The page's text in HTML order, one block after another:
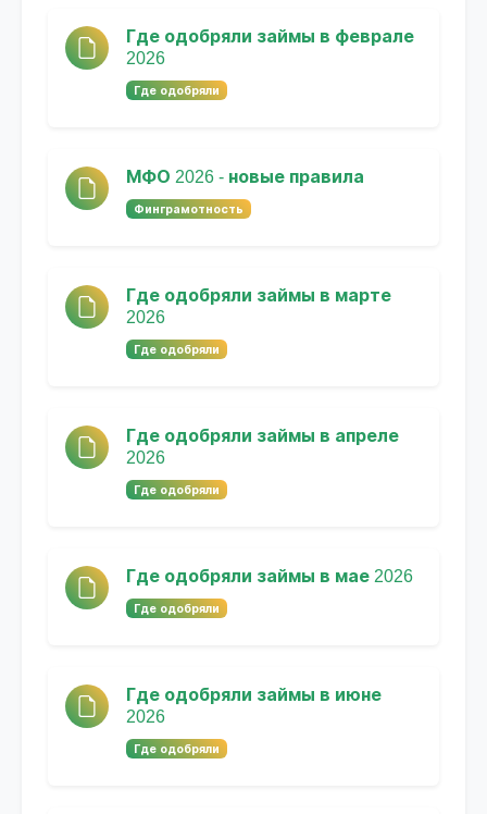
Где одобряли займы в феврале
2026
Где одобряли
МФО 2026 - новые правила
Финграмотность
Где одобряли займы в марте
2026
Где одобряли
Где одобряли займы в апреле
2026
Где одобряли
Где одобряли займы в мае 2026
Где одобряли
Где одобряли займы в июне
2026
Где одобряли